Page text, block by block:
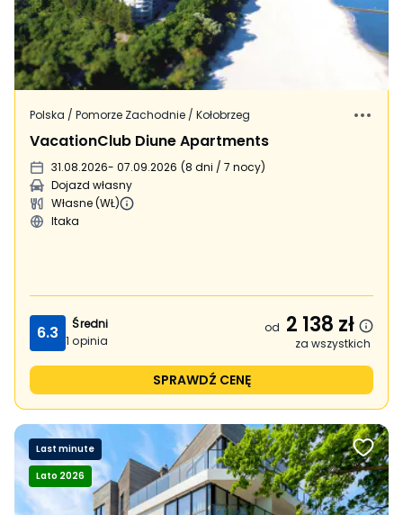
Polska / Pomorze Zachodnie / Kołobrzeg
VacationClub Diune Apartments
31.08.2026- 07.09.2026 (8 dni / 7 nocy)
Dojazd własny
Własne (WŁ)
Itaka
6.3
Średni
1 opinia
od 2 138 zł
za wszystkich
SPRAWDŹ CENĘ
Last minute
Lato 2026